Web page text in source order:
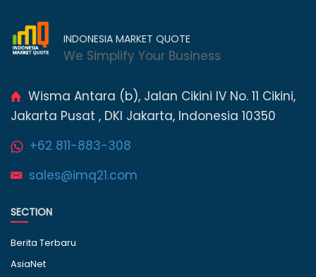
INDONESIA MARKET QUOTE
We Simplify Your Business
Wisma Antara (b), Jalan Cikini IV No. 11 Cikini,
Jakarta Pusat , DKI Jakarta, Indonesia 10350
+62 811-883-308
sales@imq21.com
SECTION
Berita Terbaru
AsiaNet